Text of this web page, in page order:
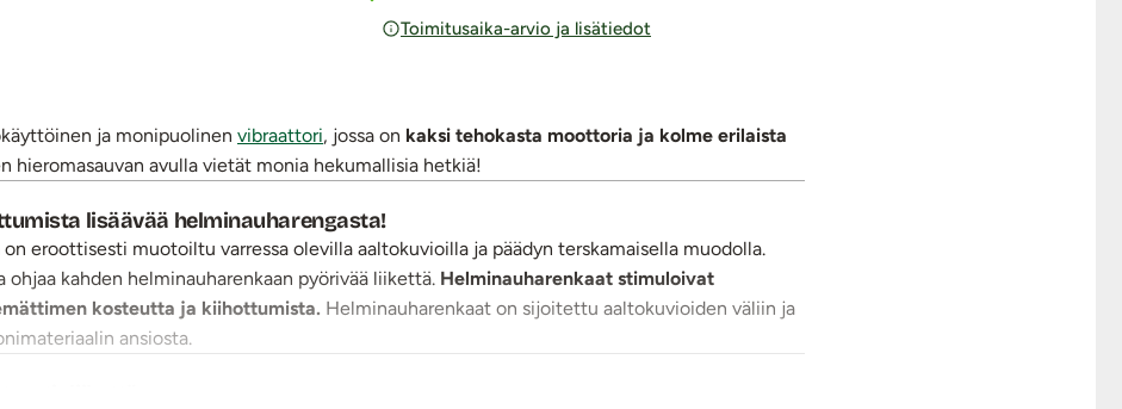
Toimitusaika-arvio ja lisätiedot
ja monipuolinen vibraattori, jossa on kaksi tehokasta moottoria ja kolme erilaista
hieromasauvan avulla vietät monia hekumallisia hetkiä!
lisäävää helminauharengasta!
eroottisesti muotoiltu varressa olevilla aaltokuvioilla ja päädyn terskamaisella muodolla.
kahden helminauharenkaan pyörivää liikettä. Helminauharenkaat stimuloivat
kosteutta ja kiihottumista. Helminauharenkaat on sijoitettu aaltokuvioiden väliin ja
ansiosta.